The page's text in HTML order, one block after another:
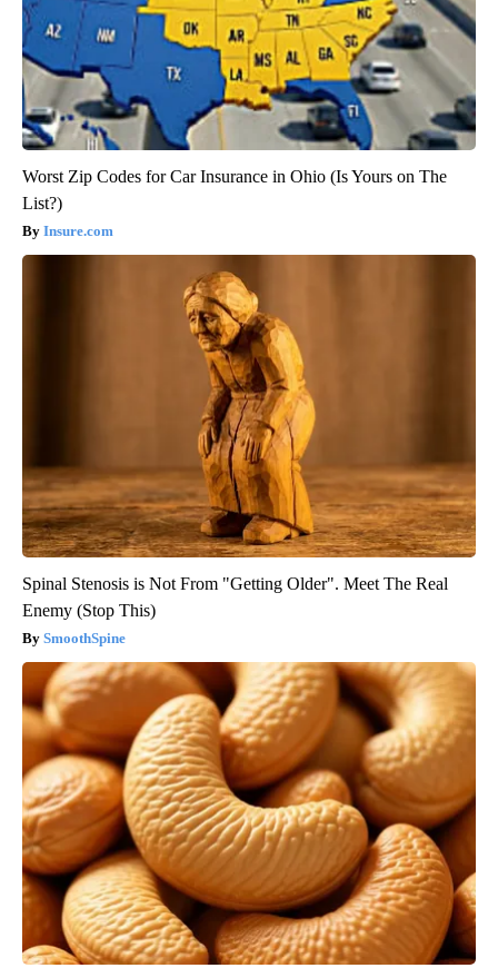
Worst Zip Codes for Car Insurance in Ohio (Is Yours on The
List?)
Insure.com
Spinal Stenosis is Not From "Getting Older". Meet The Real
Enemy (Stop This)
SmoothSpine